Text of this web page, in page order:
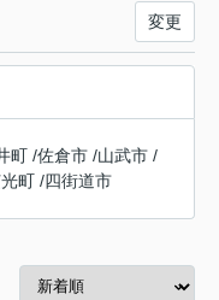
変更
町 /佐倉市 /山武市 /
町 /四街道市